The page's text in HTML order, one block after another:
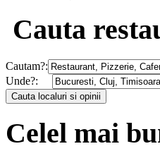
Cauta
Cautam?:
Unde?:
Celel mai